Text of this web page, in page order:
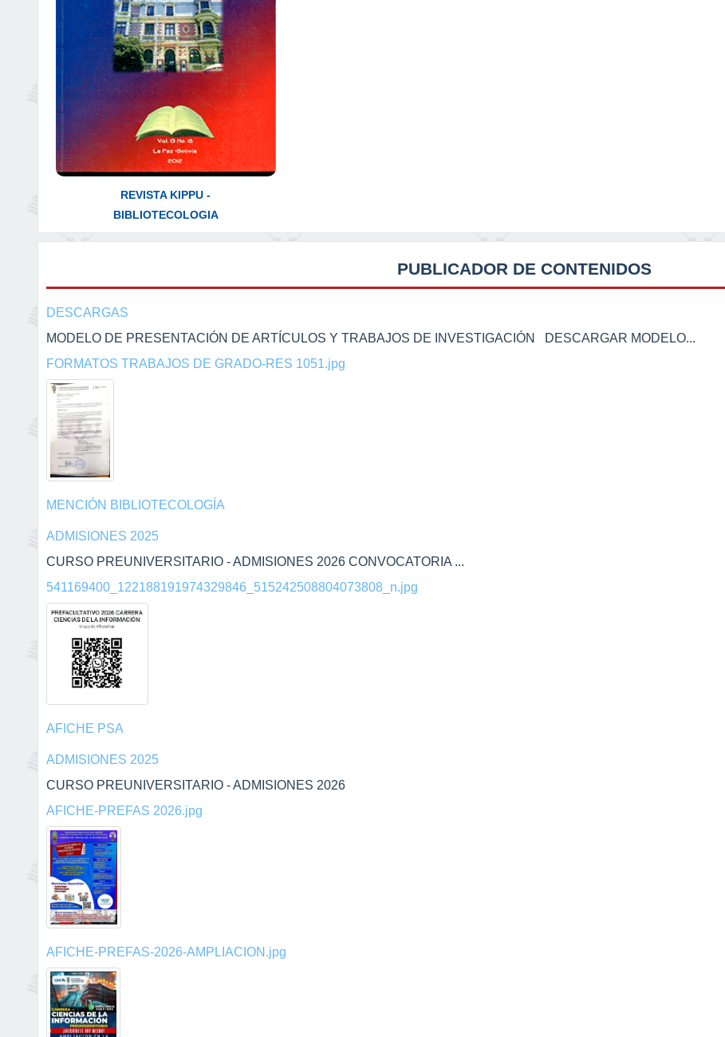
REVISTA KIPPU -
BIBLIOTECOLOGIA
PUBLICADOR DE CONTENIDOS
DESCARGAS
MODELO DE PRESENTACIÓN DE ARTÍCULOS Y TRABAJOS DE INVESTIGACIÓN DESCARGAR MODELO...
FORMATOS TRABAJOS DE GRADO-RES 1051.jpg
MENCIÓN BIBLIOTECOLOGÍA
ADMISIONES 2025
CURSO PREUNIVERSITARIO - ADMISIONES 2026 CONVOCATORIA ...
541169400_122188191974329846_515242508804073808_n.jpg
AFICHE PSA
ADMISIONES 2025
CURSO PREUNIVERSITARIO - ADMISIONES 2026
AFICHE-PREFAS 2026.jpg
AFICHE-PREFAS-2026-AMPLIACION.jpg